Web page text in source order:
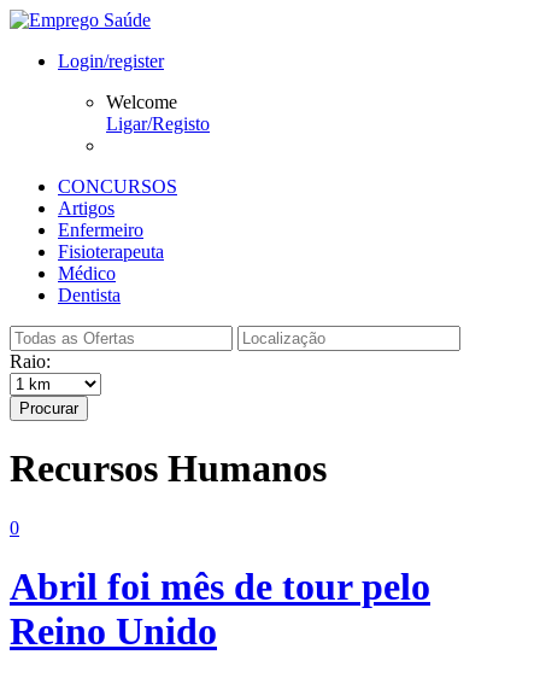
Login/register
Welcome
Ligar/Registo
CONCURSOS
Artigos
Enfermeiro
Fisioterapeuta
Médico
Dentista
Raio:
Procurar
Recursos Humanos
0
Abril foi mês de tour pelo
Reino Unido